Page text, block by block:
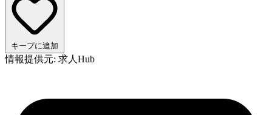
キープに追加
情報提供元: 求人Hub